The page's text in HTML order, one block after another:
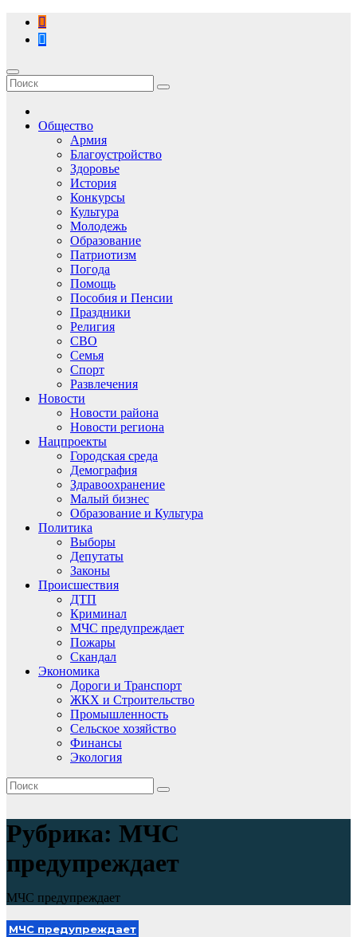
Перейти
содержимому
Общество
Армия
Благоустройство
Здоровье
История
Конкурсы
Культура
Молодежь
Образование
Патриотизм
Погода
Помощь
Пособия и Пенсии
Праздники
Религия
СВО
Семья
Спорт
Развлечения
Новости
Новости района
Новости региона
Нацпроекты
Городская среда
Демография
Здравоохранение
Малый бизнес
Образование и Культура
Политика
Выборы
Депутаты
Законы
Происшествия
ДТП
Криминал
МЧС предупреждает
Пожары
Скандал
Экономика
Дороги и Транспорт
ЖКХ и Строительство
Промышленность
Сельское хозяйство
Финансы
Экология
Рубрика: МЧС
предупреждает
МЧС предупреждает
МЧС предупреждает